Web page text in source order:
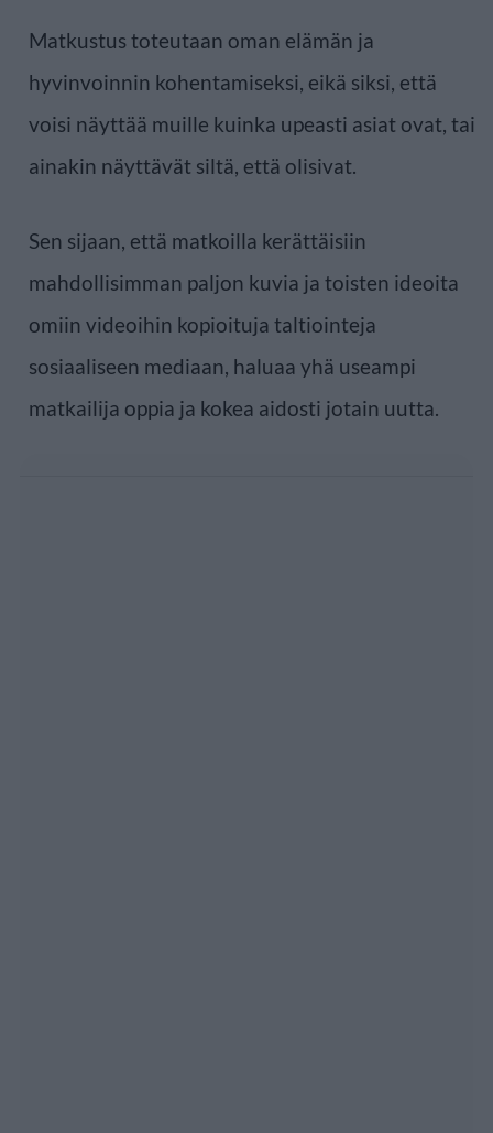
Matkustus toteutaan oman elämän ja
hyvinvoinnin kohentamiseksi, eikä siksi, että
voisi näyttää muille kuinka upeasti asiat ovat, tai
ainakin näyttävät siltä, että olisivat.
Sen sijaan, että matkoilla kerättäisiin
mahdollisimman paljon kuvia ja toisten ideoita
omiin videoihin kopioituja taltiointeja
sosiaaliseen mediaan, haluaa yhä useampi
matkailija oppia ja kokea aidosti jotain uutta.